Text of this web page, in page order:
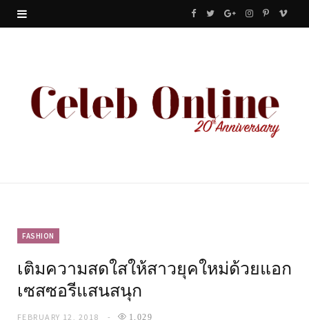
F
e
b
T
t
G
g
l
s
I
t
a
P
t
e
V
FASHION
เติมความสดใสให้สาวยุคใหม่ด้วยแอก
เซสซอรีแสนสนุก
FEBRUARY 12, 2018 1,029